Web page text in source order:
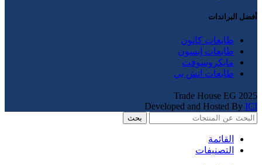
أفضل البراندات
طابعات كانون
طابعات إبسون
مايكروسوفت
طابعات اتش بي
Trade House EG 2025
Developed and Hosted By ICI
بحث
القائمة
التصنيفات